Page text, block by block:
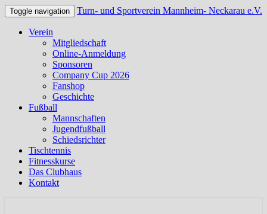
Toggle navigation Turn- und Sportverein Mannheim- Neckarau e.V.
Verein
Mitgliedschaft
Online-Anmeldung
Sponsoren
Company Cup 2026
Fanshop
Geschichte
Fußball
Mannschaften
Jugendfußball
Schiedsrichter
Tischtennis
Fitnesskurse
Das Clubhaus
Kontakt